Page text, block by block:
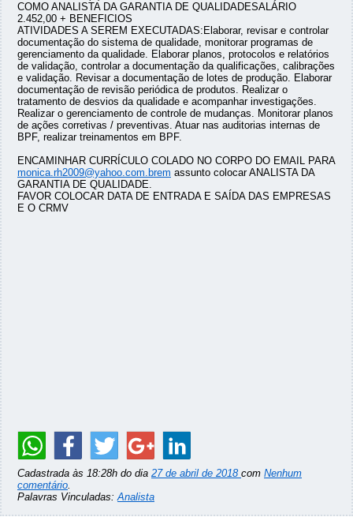
COMO ANALISTA DA GARANTIA DE QUALIDADESALÁRIO
2.452,00 + BENEFICIOS
ATIVIDADES A SEREM EXECUTADAS:Elaborar, revisar e controlar
documentação do sistema de qualidade, monitorar programas de
gerenciamento da qualidade. Elaborar planos, protocolos e relatórios
de validação, controlar a documentação da qualificações, calibrações
e validação. Revisar a documentação de lotes de produção. Elaborar
documentação de revisão periódica de produtos. Realizar o
tratamento de desvios da qualidade e acompanhar investigações.
Realizar o gerenciamento de controle de mudanças. Monitorar planos
de ações corretivas / preventivas. Atuar nas auditorias internas de
BPF, realizar treinamentos em BPF.
ENCAMINHAR CURRÍCULO COLADO NO CORPO DO EMAIL PARA
monica.rh2009@yahoo.com.brem assunto colocar ANALISTA DA
GARANTIA DE QUALIDADE.
FAVOR COLOCAR DATA DE ENTRADA E SAÍDA DAS EMPRESAS
E O CRMV
Cadastrada às 18:28h do dia 27 de abril de 2018 com Nenhum
comentário.
Palavras Vinculadas:Analista